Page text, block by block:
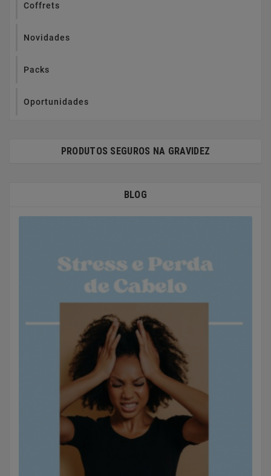
Coffrets
Novidades
Packs
Oportunidades
PRODUTOS SEGUROS NA GRAVIDEZ
BLOG